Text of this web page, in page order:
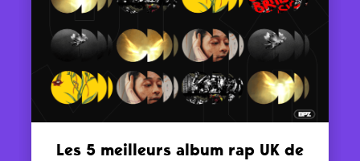
Les 5 meilleurs album rap UK de